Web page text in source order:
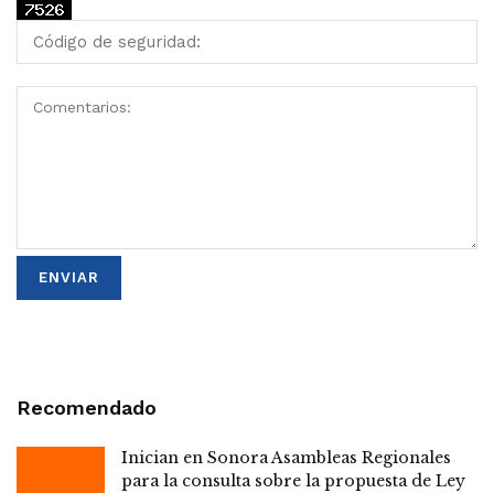
Recomendado
Inician en Sonora Asambleas Regionales
para la consulta sobre la propuesta de Ley